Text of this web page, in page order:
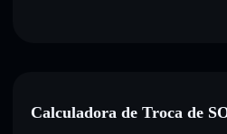
Calculadora de Troca de